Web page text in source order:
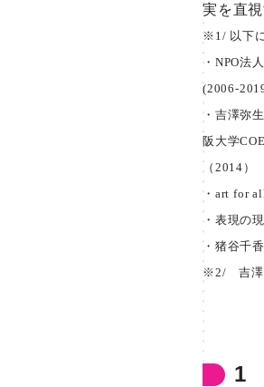
実を直
※1/ 以下に
・NPO法
(2006-
・吉澤弥
阪大学
（2014）
・art
・表現
・猪谷千
※2/ 吉澤
1